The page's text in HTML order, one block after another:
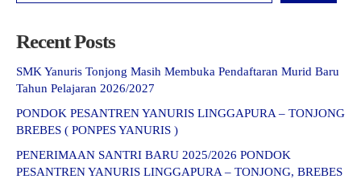
Recent Posts
SMK Yanuris Tonjong Masih Membuka Pendaftaran Murid Baru
Tahun Pelajaran 2026/2027
PONDOK PESANTREN YANURIS LINGGAPURA – TONJONG
BREBES ( PONPES YANURIS )
PENERIMAAN SANTRI BARU 2025/2026 PONDOK
PESANTREN YANURIS LINGGAPURA – TONJONG, BREBES